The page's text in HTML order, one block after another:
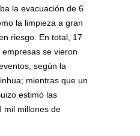
la evacuación de 6
la limpieza a gran
riesgo. En total, 17
se vieron
según la
mientras que un
estimó las
mil millones de